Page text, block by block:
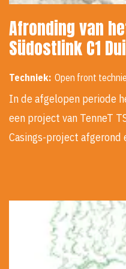
Afronding van
Südostlink C1
Techniek: Open front
In de afgelopen periode
een project van TenneT
Casings-project afgerond